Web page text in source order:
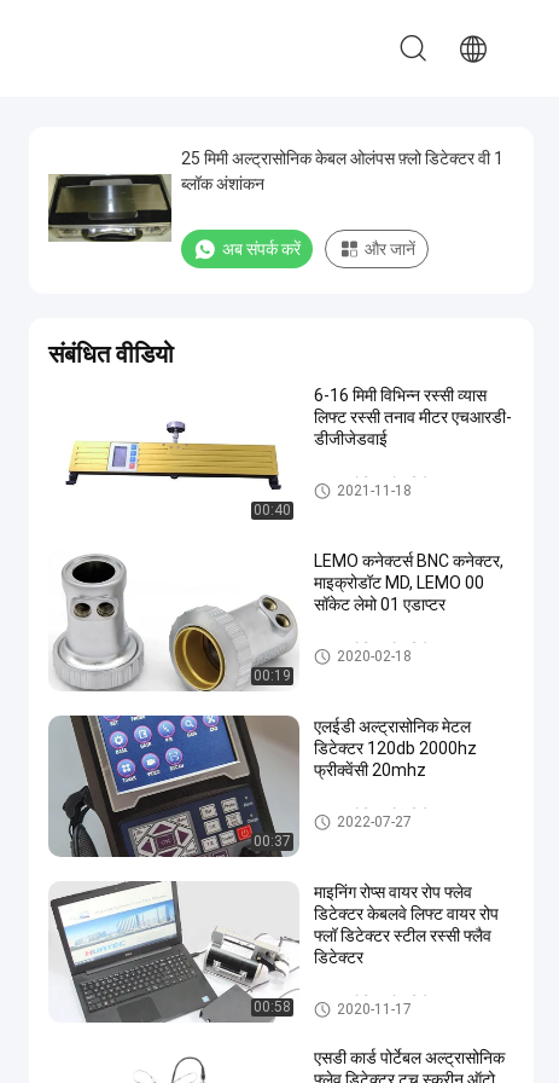
25 मिमी अल्ट्रासोनिक केबल ओलंपस फ़्लो डिटेक्टर वी 1
ब्लॉक अंशांकन
अब संपर्क करें और जानें
संबंधित वीडियो
00:40
6-16 मिमी विभिन्न रस्सी व्यास
लिफ्ट रस्सी तनाव मीटर एचआरडी-
डीजीजेडवाई
अल्ट्रासोनिक दोष डिटेक्टर
2021-11-18
00:19
LEMO कनेक्टर्स BNC कनेक्टर,
माइक्रोडॉट MD, LEMO 00
सॉकेट लेमो 01 एडाप्टर
अल्ट्रासोनिक दोष डिटेक्टर
2020-02-18
00:37
एलईडी अल्ट्रासोनिक मेटल
डिटेक्टर 120db 2000hz
फ्रीक्वेंसी 20mhz
अल्ट्रासोनिक दोष डिटेक्टर
2022-07-27
00:58
माइनिंग रोप्स वायर रोप फ्लेव
डिटेक्टर केबलवे लिफ्ट वायर रोप
फ्लॉ डिटेक्टर स्टील रस्सी फ्लैव
डिटेक्टर
अल्ट्रासोनिक दोष डिटेक्टर
2020-11-17
एसडी कार्ड पोर्टेबल अल्ट्रासोनिक